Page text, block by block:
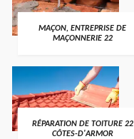
MAÇON, ENTREPRISE DE
MAÇONNERIE 22
RÉPARATION DE TOITURE 22
CÔTES-D'ARMOR